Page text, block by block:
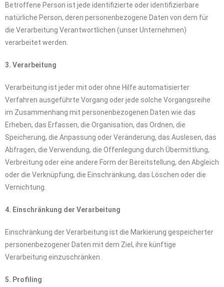
Betroffene Person ist jede identifizierte oder identifizierbare
natürliche Person, deren personenbezogene Daten von dem für
die Verarbeitung Verantwortlichen (unser Unternehmen)
verarbeitet werden.
3. Verarbeitung
Verarbeitung ist jeder mit oder ohne Hilfe automatisierter
Verfahren ausgeführte Vorgang oder jede solche Vorgangsreihe
im Zusammenhang mit personenbezogenen Daten wie das
Erheben, das Erfassen, die Organisation, das Ordnen, die
Speicherung, die Anpassung oder Veränderung, das Auslesen, das
Abfragen, die Verwendung, die Offenlegung durch Übermittlung,
Verbreitung oder eine andere Form der Bereitstellung, den Abgleich
oder die Verknüpfung, die Einschränkung, das Löschen oder die
Vernichtung.
4. Einschränkung der Verarbeitung
Einschränkung der Verarbeitung ist die Markierung gespeicherter
personenbezogener Daten mit dem Ziel, ihre künftige
Verarbeitung einzuschränken.
5. Profiling